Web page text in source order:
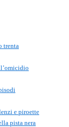
trenta
e piroette
pista nera